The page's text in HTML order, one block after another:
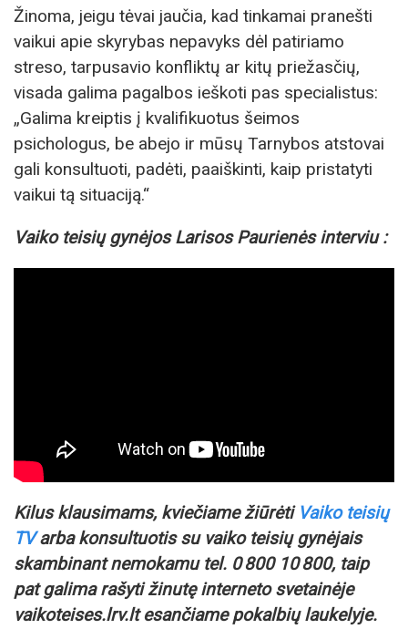
Žinoma, jeigu tėvai jaučia, kad tinkamai pranešti
vaikui apie skyrybas nepavyks dėl patiriamo
streso, tarpusavio konfliktų ar kitų priežasčių,
visada galima pagalbos ieškoti pas specialistus:
„Galima kreiptis į kvalifikuotus šeimos
psichologus, be abejo ir mūsų Tarnybos atstovai
gali konsultuoti, padėti, paaiškinti, kaip pristatyti
vaikui tą situaciją.“
Vaiko teisių gynėjos Larisos Paurienės interviu :
Kilus klausimams, kviečiame žiūrėti Vaiko teisių
TVarba konsultuotis su vaiko teisių gynėjais
skambinant nemokamu tel. 0 800 10 800, taip
pat galima rašyti žinutę interneto svetainėje
vaikoteises.lrv.lt esančiame pokalbių laukelyje.